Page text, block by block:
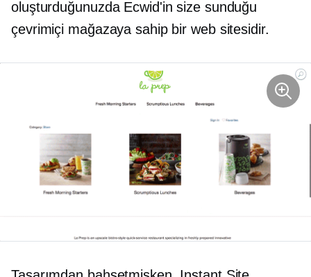
oluşturduğunuzda Ecwid'in size sunduğu
çevrimiçi mağazaya sahip bir web sitesidir.